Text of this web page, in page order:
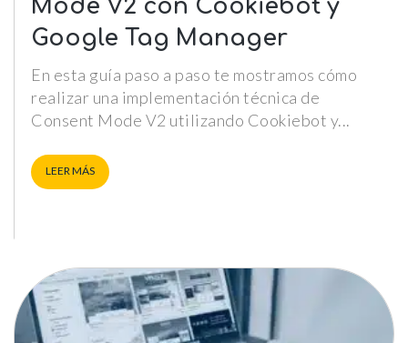
Mode V2 con Cookiebot y
Google Tag Manager
En esta guía paso a paso te mostramos cómo
realizar una implementación técnica de
Consent Mode V2 utilizando Cookiebot y
LEER MÁS